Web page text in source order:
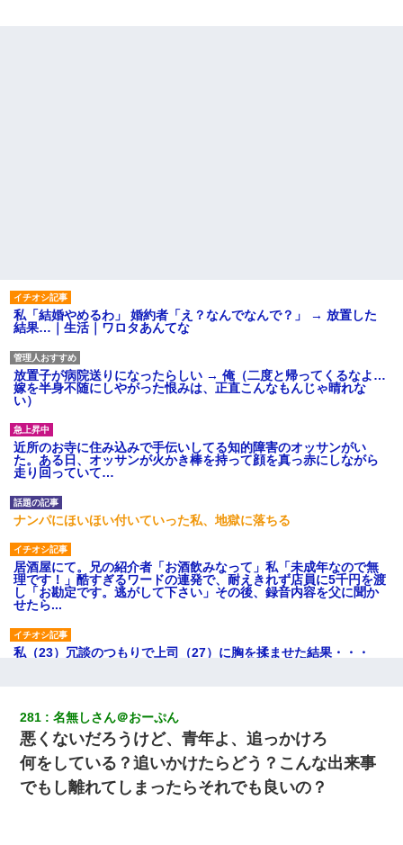
私「結婚やめるわ」 婚約者「え？なんでなんで？」 → 放置した
結果…｜生活｜ワロタあんてな
放置子が病院送りになったらしい → 俺（二度と帰ってくるなよ…
嫁を半身不随にしやがった恨みは、正直こんなもんじゃ晴れな
い）
近所のお寺に住み込みで手伝いしてる知的障害のオッサンがい
た。ある日、オッサンが火かき棒を持って顔を真っ赤にしながら
走り回っていて…
ナンパにほいほい付いていった私、地獄に落ちる
居酒屋にて。兄の紹介者「お酒飲みなって」私「未成年なので無
理です！」酷すぎるワードの連発で、耐えきれず店員に5千円を渡
し「お勘定です。逃がして下さい」その後、録音内容を父に聞か
せたら...
私（23）冗談のつもりで上司（27）に胸を揉ませた結果・・・
安だ）→ 仕事を早退して帰宅すると、嫁と嫁両親と知らない男が
２人・・・
テレワーク上司「会議中はカメラ付けろ！」女社員「え、事前連
絡無しは無理」上司「いいから付けろ！」→
281 名無しさん＠おーぷん
悪くないだろうけど、青年よ、追っかけろ
何をしている？追いかけたらどう？こんな出来事
でもし離れてしまったらそれでも良いの？